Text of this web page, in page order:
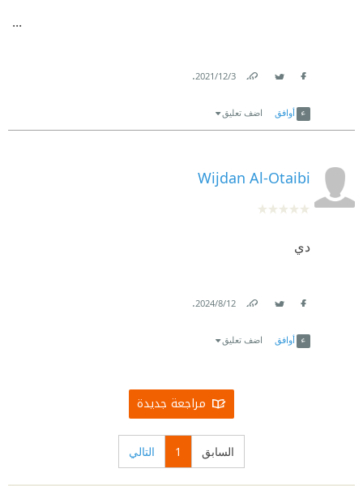
...
3‏/12‏/2021
.
أوافق اضف تعليق
Wijdan Al-Otaibi
دي
12‏/8‏/2024
.
أوافق اضف تعليق
مراجعة جديدة
السابق 1 التالي